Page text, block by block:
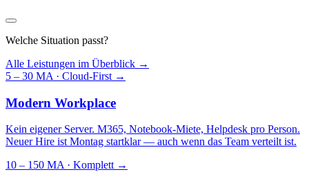
Welche Situation passt?
Alle Leistungen im Überblick →
5 – 30 MA · Cloud-First →
Modern Workplace
Kein eigener Server. M365, Notebook-Miete, Helpdesk pro Person.
Neuer Hire ist Montag startklar — auch wenn das Team verteilt ist.
10 – 150 MA · Komplett →